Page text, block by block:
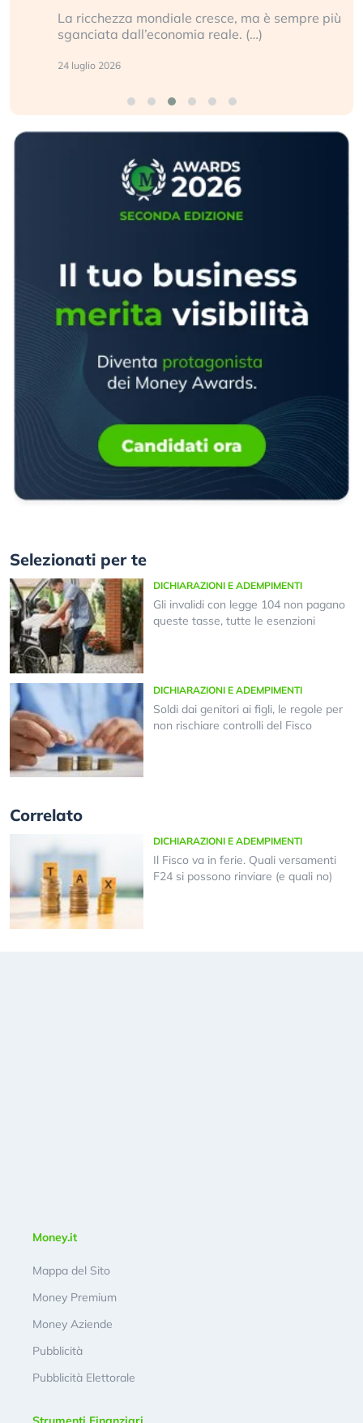
La ricchezza mondiale cresce, ma è sempre più
sganciata dall’economia reale. (…)
24 luglio 2026
Selezionati per te
DICHIARAZIONI E ADEMPIMENTI
Gli invalidi con legge 104 non pagano
queste tasse, tutte le esenzioni
DICHIARAZIONI E ADEMPIMENTI
Soldi dai genitori ai figli, le regole per
non rischiare controlli del Fisco
Correlato
DICHIARAZIONI E ADEMPIMENTI
Il Fisco va in ferie. Quali versamenti
F24 si possono rinviare (e quali no)
Money.it
Mappa del Sito
Money Premium
Money Aziende
Pubblicità
Pubblicità Elettorale